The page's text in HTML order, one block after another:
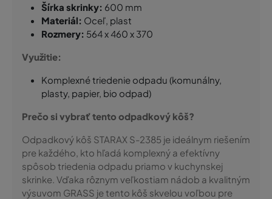
Šírka skrinky: 600 mm
Materiál: Oceľ, plast
Rozmery: 564 x 460 x 370
Využitie:
Komplexné triedenie odpadu (komunálny,
plasty, papier, bio odpad)
Prečo si vybrať tento odpadkový kôš?
Odpadkový kôš STARAX S-2385 je ideálnym riešením
pre každého, kto hľadá komplexný a efektívny
spôsob triedenia odpadu priamo v kuchynskej
skrinke. Vďaka rôznym veľkostiam nádob a kvalitným
výsuvom GRASS je tento kôš skvelou voľbou pre